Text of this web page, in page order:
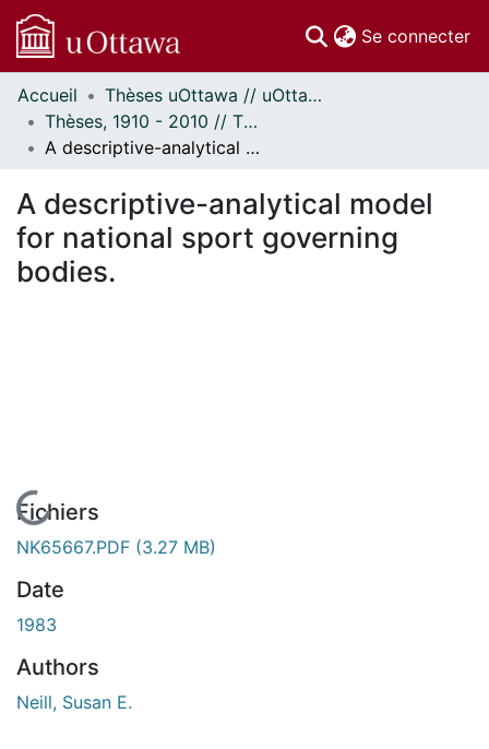
Se connecter
Communautés
et collections
Parcourir
À propos
Accueil
Thèses uOttawa // uOttawa Theses
Thèses, 1910 - 2010 // Theses, 1910 - 2010
A descriptive-analytical model for national sport governing bodies.
A descriptive-analytical model
for national sport governing
bodies.
En cours de chargement...
Fichiers
NK65667.PDF (3.27 MB)
Date
1983
Authors
Neill, Susan E.